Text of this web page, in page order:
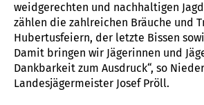
weidgerechten und nachhaltigen
zählen die zahlreichen Bräuche und
Hubertusfeiern, der letzte Bissen
Damit bringen wir Jägerinnen und
Dankbarkeit zum Ausdruck“, so
Landesjägermeister Josef Pröll.